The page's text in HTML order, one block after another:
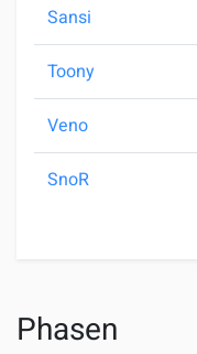
Sansi
Toony
Veno
SnoR
Phasen